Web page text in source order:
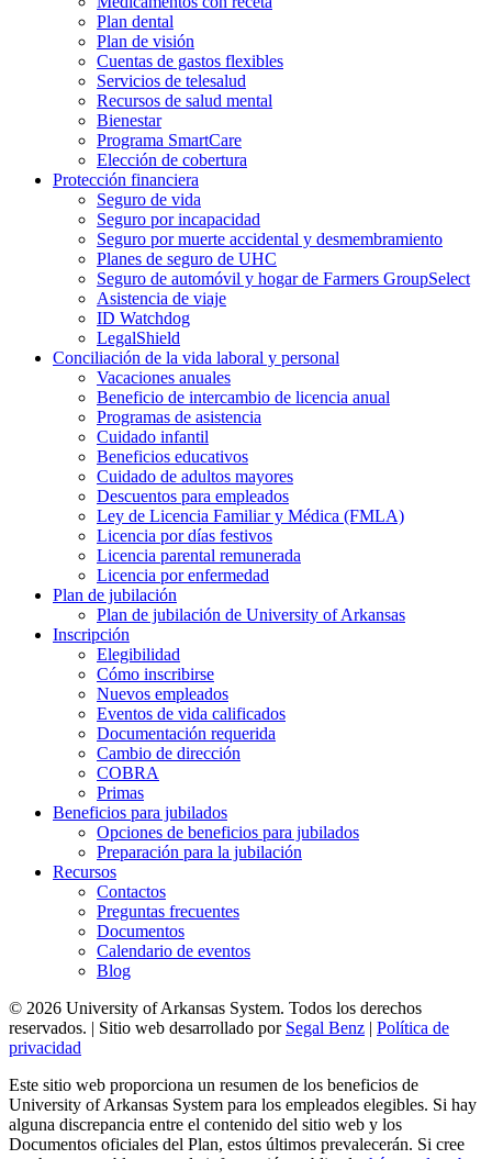
Plan dental
Plan de visión
Cuentas de gastos flexibles
Servicios de telesalud
Recursos de salud mental
Bienestar
Programa SmartCare
Elección de cobertura
Protección financiera
Seguro de vida
Seguro por incapacidad
Seguro por muerte accidental y desmembramiento
Planes de seguro de UHC
Seguro de automóvil y hogar de Farmers GroupSelect
Asistencia de viaje
ID Watchdog
LegalShield
Conciliación de la vida laboral y personal
Vacaciones anuales
Beneficio de intercambio de licencia anual
Programas de asistencia
Cuidado infantil
Beneficios educativos
Cuidado de adultos mayores
Descuentos para empleados
Ley de Licencia Familiar y Médica (FMLA)
Licencia por días festivos
Licencia parental remunerada
Licencia por enfermedad
Plan de jubilación
Plan de jubilación de University of Arkansas
Inscripción
Elegibilidad
Cómo inscribirse
Nuevos empleados
Eventos de vida calificados
Documentación requerida
Cambio de dirección
COBRA
Primas
Beneficios para jubilados
Opciones de beneficios para jubilados
Preparación para la jubilación
Recursos
Contactos
Preguntas frecuentes
Documentos
Calendario de eventos
Blog
© 2026 University of Arkansas System. Todos los derechos
reservados. | Sitio web desarrollado por Segal Benz | Política de
privacidad
Este sitio web proporciona un resumen de los beneficios de
University of Arkansas System para los empleados elegibles. Si hay
alguna discrepancia entre el contenido del sitio web y los
Documentos oficiales del Plan, estos últimos prevalecerán. Si cree